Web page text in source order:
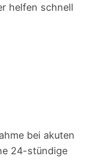
helfen schnell
bei akuten
24-stündige